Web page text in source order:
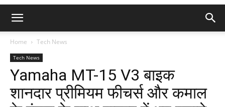
Home Tech News
Tech News
Yamaha MT-15 V3 बाइक
शानदार प्रीमियम फीचर्स और कमाल